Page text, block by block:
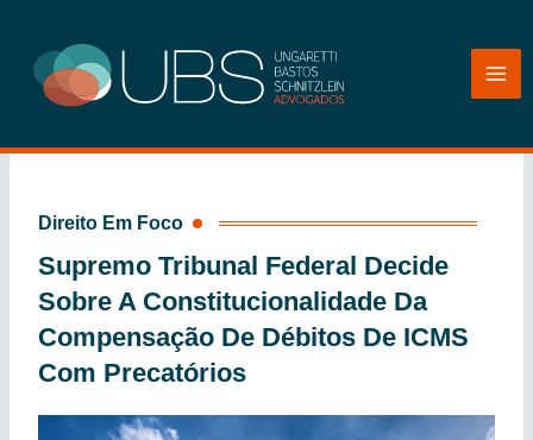
conteúdo
Direito Em Foco
Supremo Tribunal Federal Decide
Sobre A Constitucionalidade Da
Compensação De Débitos De ICMS
Com Precatórios